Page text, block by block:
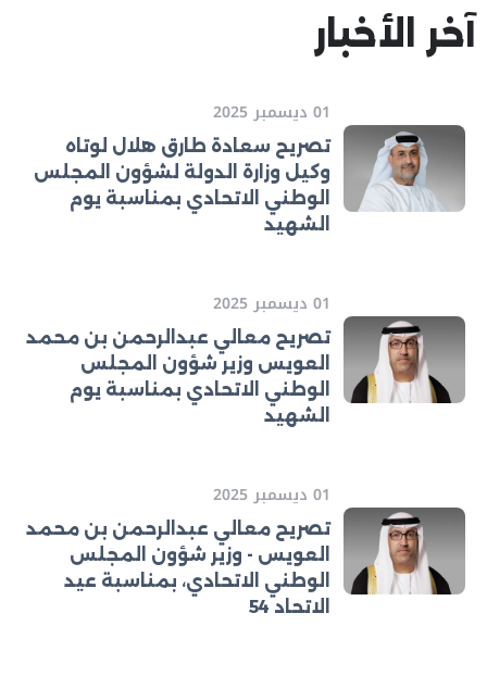
آخر الأخبار
01 ديسمبر 2025
تصريح سعادة طارق هلال لوتاه
وكيل وزارة الدولة لشؤون المجلس
الوطني الاتحادي بمناسبة يوم
الشهيد
01 ديسمبر 2025
تصريح معالي عبدالرحمن بن محمد
العويس وزير شؤون المجلس
الوطني الاتحادي بمناسبة يوم
الشهيد
01 ديسمبر 2025
تصريح معالي عبدالرحمن بن محمد
العويس - وزير شؤون المجلس
الوطني الاتحادي، بمناسبة عيد
الاتحاد 54